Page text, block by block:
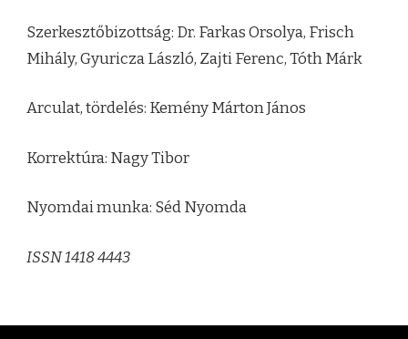
Szerkesztőbizottság: Dr. Farkas Orsolya, Frisch
Mihály, Gyuricza László, Zajti Ferenc, Tóth Márk
Arculat, tördelés: Kemény Márton János
Korrektúra: Nagy Tibor
Nyomdai munka: Séd Nyomda
ISSN 1418 4443